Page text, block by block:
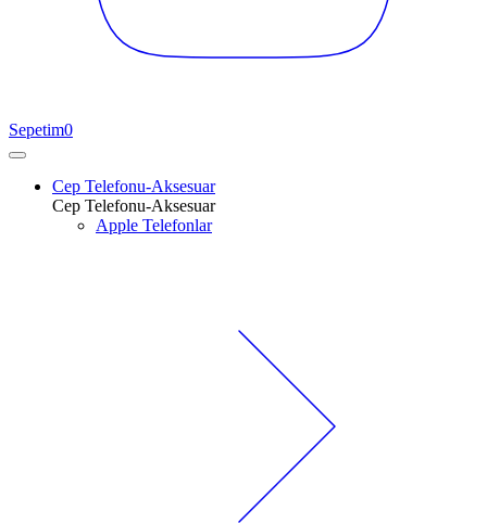
Sepetim0
Cep Telefonu-Aksesuar
Cep Telefonu-Aksesuar
Apple Telefonlar